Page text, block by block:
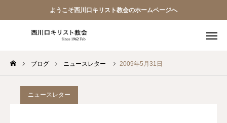
ようこそ西川口キリスト教会のホームページへ
ブログ ニュースレター 2009年5月31日
ニュースレター
教会員ページ
ようこそ桜並木の教会へ